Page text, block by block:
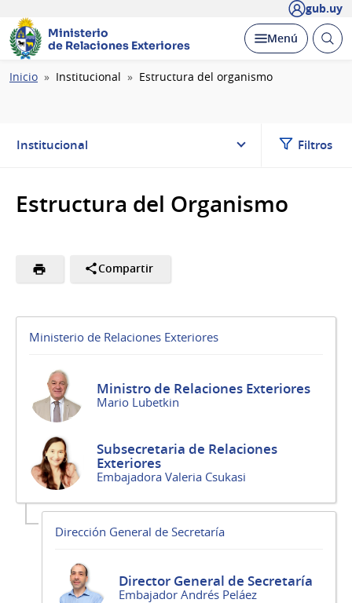
gub.uy
Ministerio
de Relaciones Exteriores
Desplegar
Menú Abrir
Ruta
Inicio Institucional Estructura del organismo
Institucional Filtros
Estructura del Organismo
Compartir
Ministerio de Relaciones Exteriores
Ministro de Relaciones Exteriores
Mario Lubetkin
Subsecretaria de Relaciones
Exteriores
Embajadora Valeria Csukasi
Dirección General de Secretaría
Director General de Secretaría
Embajador Andrés Peláez